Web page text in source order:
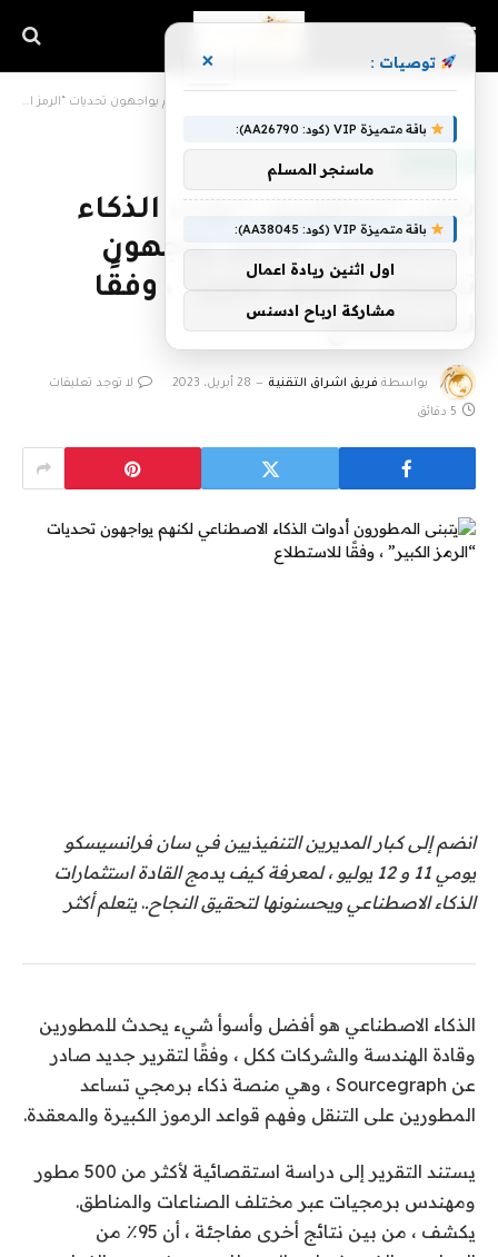
يتبنى المطورون أدوات الذكاء الاصطناعي لكنهم يواجهون تحديات “الرمز الكبير” ، وفقًا للاستطلاع
يتبنى المطورون أدوات الذكاء
الاصطناعي لكنهم يواجهون
تحديات “الرمز الكبير” ، وفقًا
للاستطلاع
بواسطة فريق اشراق التقنية 28 أبريل، 2023 لا توجد تعليقات
5 دقائق
انضم إلى كبار المديرين التنفيذيين في سان فرانسيسكو
يومي 11 و 12 يوليو ، لمعرفة كيف يدمج القادة استثمارات
الذكاء الاصطناعي ويحسنونها لتحقيق النجاح..يتعلم أكثر
الذكاء الاصطناعي هو أفضل وأسوأ شيء يحدث للمطورين
وقادة الهندسة والشركات ككل ، وفقًا لتقرير جديد صادر
عن Sourcegraph ، وهي منصة ذكاء برمجي تساعد
المطورين على التنقل وفهم قواعد الرموز الكبيرة والمعقدة.
يستند التقرير إلى دراسة استقصائية لأكثر من 500 مطور
ومهندس برمجيات عبر مختلف الصناعات والمناطق.
يكشف ، من بين نتائج أخرى مفاجئة ، أن 95٪ من
توصيات : ×
باقة متميزة VIP (كود: AA26790):
ماسنجر المسلم
باقة متميزة VIP (كود: AA38045):
اول اثنين ريادة اعمال
مشاركة ارباح ادسنس